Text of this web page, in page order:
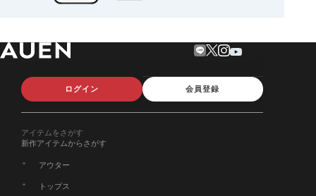
ログイン 会員登録
アイテムをさがす
新作アイテムからさがす
アウター
トップス